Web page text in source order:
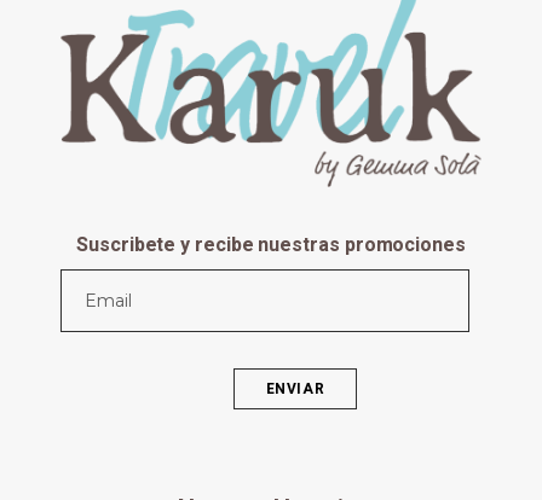
Suscribete y recibe nuestras promociones